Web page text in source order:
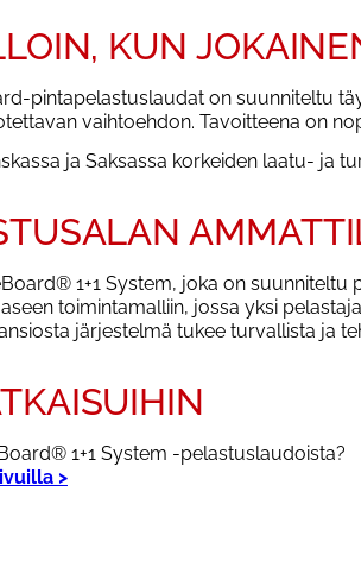
KUN
pintapelastuslaudat on suunniteltu
vaihtoehdon. Tavoitteena on
ja Saksassa korkeiden laatu- ja
1+1 System, joka on
toimintamalliin, jossa yksi
järjestelmä tukee turvallista ja
1+1 System -pelastuslaudoista?
>